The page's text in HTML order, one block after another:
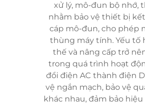
xử lý, mô-đun bộ nhớ,
nhằm bảo vệ thiết bị
cáp mô-đun, cho phép
thùng máy tính. Yếu tố
thế và nâng cấp trở
trong quá trình hoạt
đổi điện AC thành điện
vệ ngắn mạch, bảo vệ
khác nhau, đảm bảo